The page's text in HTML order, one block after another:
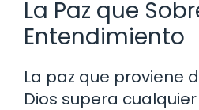
La Paz que
Entendimiento
La paz que proviene
Dios supera